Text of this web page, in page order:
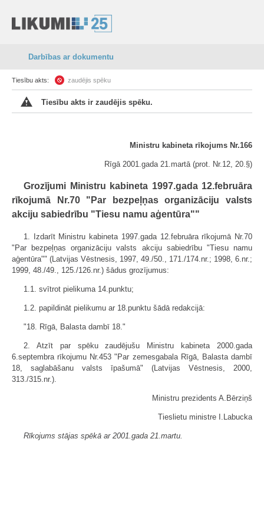
Darbības ar dokumentu
Tiesību akts: zaudējis spēku
Tiesību akts ir zaudējis spēku.
Ministru kabineta rīkojums Nr.166
Rīgā 2001.gada 21.martā (prot. Nr.12, 20.§)
Grozījumi Ministru kabineta 1997.gada 12.februāra
rīkojumā Nr.70 "Par bezpeļņas organizāciju valsts
akciju sabiedrību "Tiesu namu aģentūra""
1. Izdarīt Ministru kabineta 1997.gada 12.februāra rīkojumā Nr.70
"Par bezpeļņas organizāciju valsts akciju sabiedrību "Tiesu namu
aģentūra"" (Latvijas Vēstnesis, 1997, 49./50., 171./174.nr.; 1998, 6.nr.;
1999, 48./49., 125./126.nr.) šādus grozījumus:
1.1. svītrot pielikuma 14.punktu;
1.2. papildināt pielikumu ar 18.punktu šādā redakcijā:
"18. Rīgā, Balasta dambī 18."
2. Atzīt par spēku zaudējušu Ministru kabineta 2000.gada
6.septembra rīkojumu Nr.453 "Par zemesgabala Rīgā, Balasta dambī
18, saglabāšanu valsts īpašumā" (Latvijas Vēstnesis, 2000,
313./315.nr.).
Ministru prezidents A.Bērziņš
Tieslietu ministre I.Labucka
Rīkojums stājas spēkā ar 2001.gada 21.martu.